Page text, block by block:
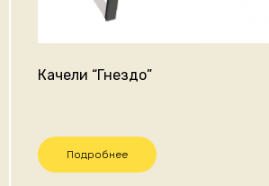
Качели “Гнездо”
Подробнее